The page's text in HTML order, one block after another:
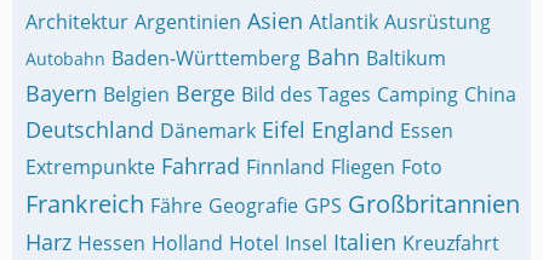
Architektur Argentinien Asien Atlantik Ausrüstung
Autobahn Baden-Württemberg Bahn Baltikum
Bayern Belgien Berge Bild des Tages Camping China
Deutschland Dänemark Eifel England Essen
Extrempunkte Fahrrad Finnland Fliegen Foto
Frankreich Fähre Geografie GPS Großbritannien
Harz Hessen Holland Hotel Insel Italien Kreuzfahrt